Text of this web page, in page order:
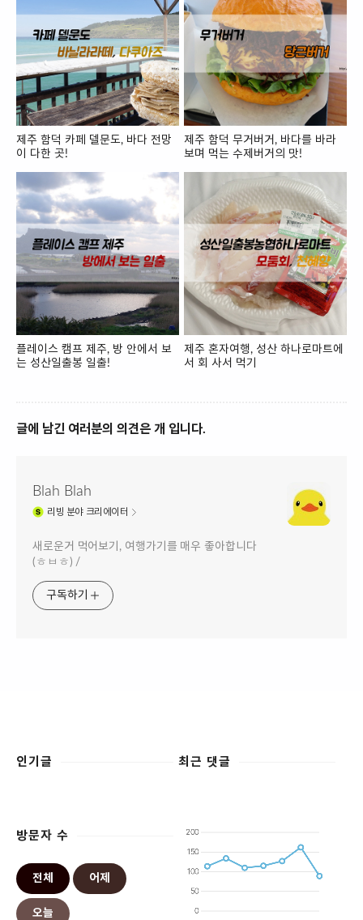
제주 함덕 카페 델문도, 바다 전망
이 다한 곳!
제주 함덕 무거버거, 바다를 바라
보며 먹는 수제버거의 맛!
플레이스 캠프 제주, 방 안에서 보
는 성산일출봉 일출!
제주 혼자여행, 성산 하나로마트에
서 회 사서 먹기
글에 남긴 여러분의 의견은 개 입니다.
Blah Blah
리빙 분야 크리에이터
새로운거 먹어보기, 여행가기를 매우 좋아합니다
(ㅎㅂㅎ) /
구독하기
인기글 최근 댓글
방문자 수
전체 어제
오늘